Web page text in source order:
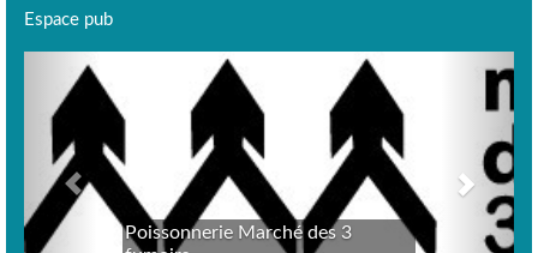
Espace pub
Poissonnerie Marché des 3
Previous